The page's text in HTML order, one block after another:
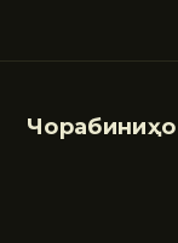
Чорабиниҳо